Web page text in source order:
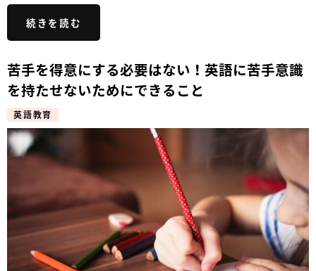
続きを読む
苦手を得意にする必要はない！英語に苦手意識
を持たせないためにできること
英語教育